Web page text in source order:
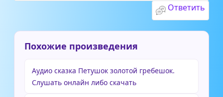
Ответить
Похожие произведения
Аудио сказка Петушок золотой гребешок.
Слушать онлайн либо скачать